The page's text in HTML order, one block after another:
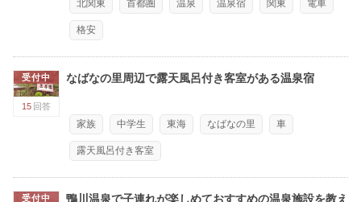
北関東 首都圏 温泉 温泉宿 関東 電車
格安
受付中
15 回答
なばなの里周辺で露天風呂付き客室がある温泉宿
家族 中学生 東海 なばなの里 車
露天風呂付き客室
受付中
鴨川温泉で子連れが楽しめておすすめの温泉施設を教え